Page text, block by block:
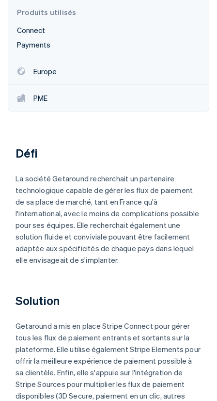
Atlas
Constitution d'une entreprise
Climate
Élimination du carbone
Regarder
Produits utilisés
Connect
Payments
Europe
PME
Défi
La société Getaround recherchait un partenaire
technologique capable de gérer les flux de paiement
de sa place de marché, tant en France qu'à
l'international, avec le moins de complications possible
pour ses équipes. Elle recherchait également une
solution fluide et conviviale pouvant être facilement
adaptée aux spécificités de chaque pays dans lequel
elle envisageait de s'implanter.
Solution
Getaround a mis en place Stripe Connect pour gérer
tous les flux de paiement entrants et sortants sur la
plateforme. Elle utilise également Stripe Elements pour
offrir la meilleure expérience de paiement possible à
sa clientèle. Enfin, elle s'appuie sur l'intégration de
Stripe Sources pour multiplier les flux de paiement
disponibles (3D Secure, paiement en un clic, autres